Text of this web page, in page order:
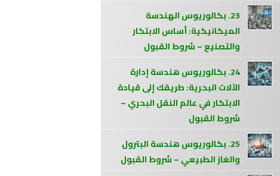
23. بكالوريوس الهندسة
الميكانيكية: أساس الابتكار
والتصنيع – شروط القبول
24. بكالوريوس هندسة إدارة
الآلات البحرية: طريقك إلى قيادة
الابتكار في عالم النقل البحري –
شروط القبول
25. بكالوريوس هندسة البترول
والغاز الطبيعي – شروط القبول